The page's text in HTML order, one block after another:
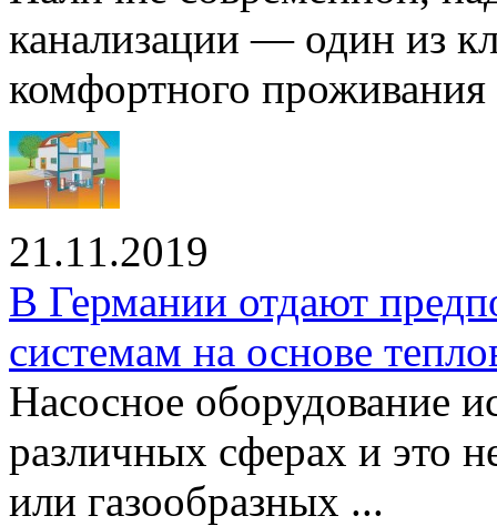
канализации — один из
комфортного проживания
21.11.2019
В Германии отдают
системам на основе
Насосное оборудование
различных сферах и это
или газообразных ...